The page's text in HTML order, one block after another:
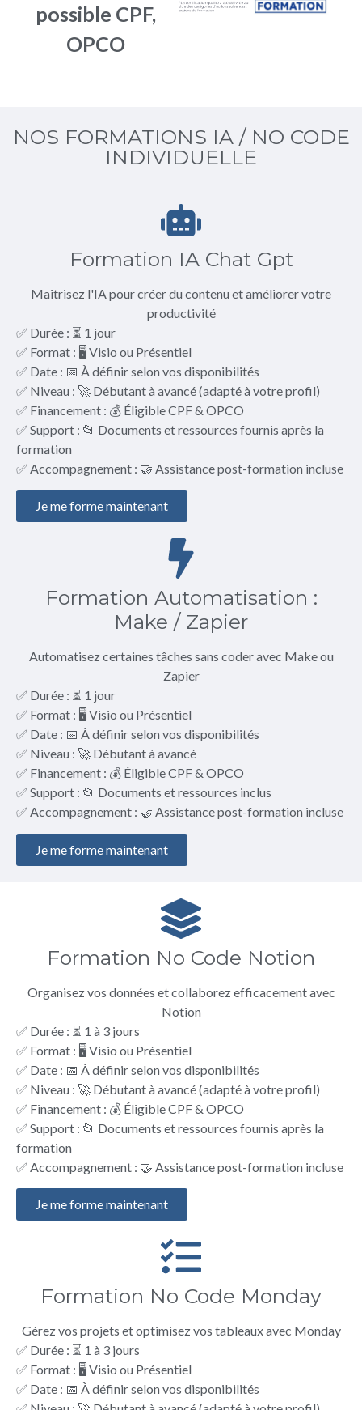
possible CPF,
OPCO
NOS FORMATIONS IA / NO CODE
INDIVIDUELLE
Formation IA Chat Gpt
Maîtrisez l'IA pour créer du contenu et améliorer votre
productivité
✅ Durée : ⏳ 1 jour
✅ Format : 🖥️ Visio ou Présentiel
✅ Date : 📅 À définir selon vos disponibilités
✅ Niveau : 🚀 Débutant à avancé (adapté à votre profil)
✅ Financement : 💰 Éligible CPF & OPCO
✅ Support : 📂 Documents et ressources fournis après la
formation
✅ Accompagnement : 🤝 Assistance post-formation incluse
Je me forme maintenant
Formation Automatisation :
Make / Zapier
Automatisez certaines tâches sans coder avec Make ou
Zapier
✅ Durée : ⏳ 1 jour
✅ Format : 🖥️ Visio ou Présentiel
✅ Date : 📅 À définir selon vos disponibilités
✅ Niveau : 🚀 Débutant à avancé
✅ Financement : 💰 Éligible CPF & OPCO
✅ Support : 📂 Documents et ressources inclus
✅ Accompagnement : 🤝 Assistance post-formation incluse
Je me forme maintenant
Formation No Code Notion
Organisez vos données et collaborez efficacement avec
Notion
✅ Durée : ⏳ 1 à 3 jours
✅ Format : 🖥️ Visio ou Présentiel
✅ Date : 📅 À définir selon vos disponibilités
✅ Niveau : 🚀 Débutant à avancé (adapté à votre profil)
✅ Financement : 💰 Éligible CPF & OPCO
✅ Support : 📂 Documents et ressources fournis après la
formation
✅ Accompagnement : 🤝 Assistance post-formation incluse
Je me forme maintenant
Formation No Code Monday
Gérez vos projets et optimisez vos tableaux avec Monday
✅ Durée : ⏳ 1 à 3 jours
✅ Format : 🖥️ Visio ou Présentiel
✅ Date : 📅 À définir selon vos disponibilités